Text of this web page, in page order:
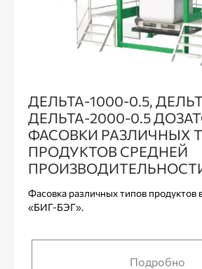
ДЕЛЬТА-1000-0.5,
ДЕЛЬТА-2000-0.5
ФАСОВКИ РАЗЛИЧНЫХ
ПРОДУКТОВ СРЕДНЕЙ
Фасовка различных типов продуктов
«БИГ-БЭГ».
Подробно